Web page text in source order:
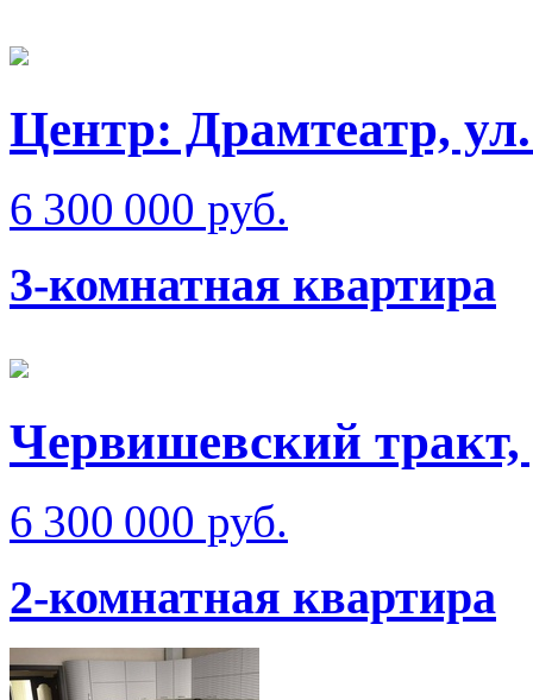
Центр: Драмтеатр,
6 300 000 руб.
3-комнатная квартира
Червишевский
6 300 000 руб.
2-комнатная квартира